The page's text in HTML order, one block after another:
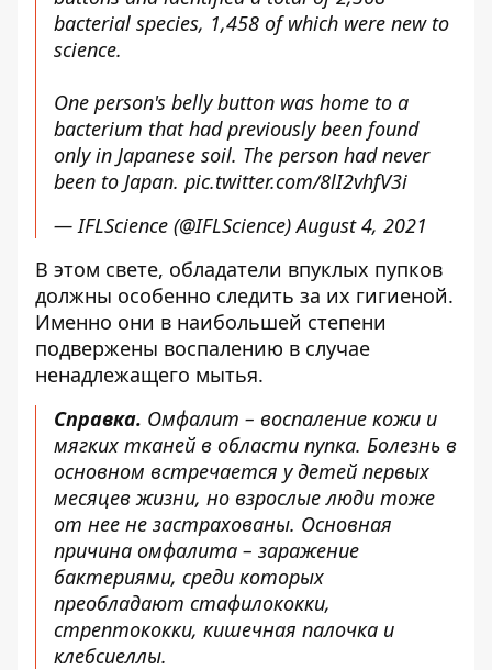
bacterial species, 1,458 of which were new to
science.
One person's belly button was home to a
bacterium that had previously been found
only in Japanese soil. The person had never
been to Japan. pic.twitter.com/8lI2vhfV3i
— IFLScience (@IFLScience)August 4, 2021
В этом свете, обладатели впуклых пупков
должны особенно следить за их гигиеной.
Именно они в наибольшей степени
подвержены воспалению в случае
ненадлежащего мытья.
Справка. Омфалит – воспаление кожи и
мягких тканей в области пупка. Болезнь в
основном встречается у детей первых
месяцев жизни, но взрослые люди тоже
от нее не застрахованы. Основная
причина омфалита – заражение
бактериями, среди которых
преобладают стафилококки,
стрептококки, кишечная палочка и
клебсиеллы.